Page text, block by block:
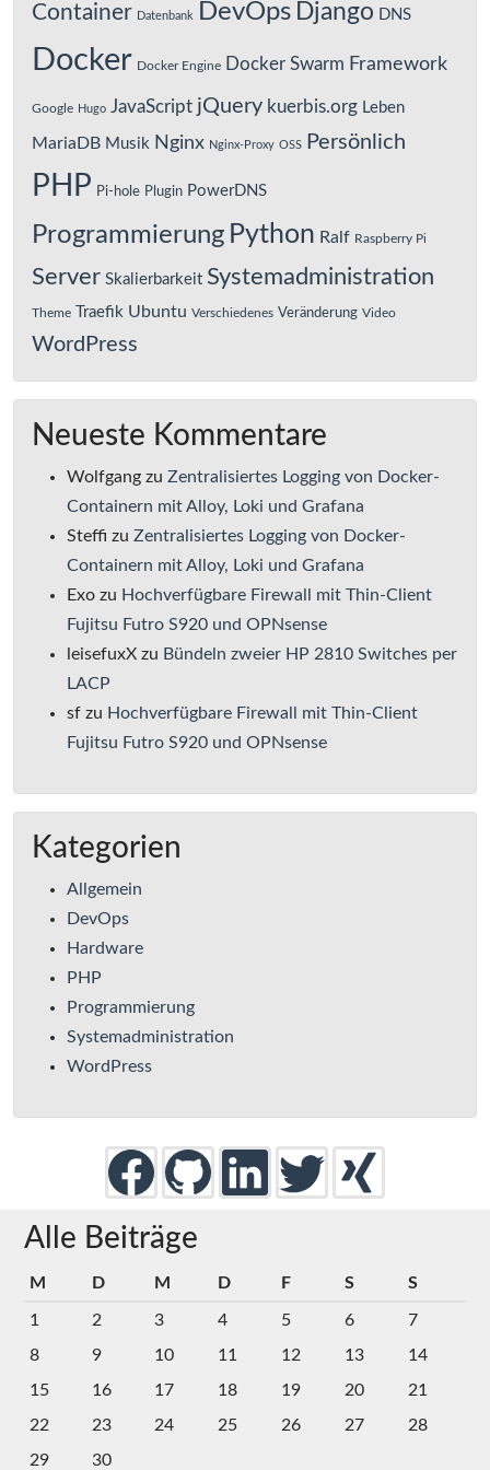
Container Datenbank DevOps Django DNS
Docker Docker Engine Docker Swarm Framework
Google Hugo JavaScript jQuery kuerbis.org Leben
MariaDB Musik Nginx Nginx-Proxy OSS Persönlich
PHP Pi-hole Plugin PowerDNS
Programmierung Python Ralf Raspberry Pi
Server Skalierbarkeit Systemadministration
Theme Traefik Ubuntu Verschiedenes Veränderung Video
WordPress
Neueste Kommentare
Wolfgang zu Zentralisiertes Logging von Docker-
Containern mit Alloy, Loki und Grafana
Steffi zu Zentralisiertes Logging von Docker-
Containern mit Alloy, Loki und Grafana
Exo zu Hochverfügbare Firewall mit Thin-Client
Fujitsu Futro S920 und OPNsense
leisefuxX zu Bündeln zweier HP 2810 Switches per
LACP
sf zu Hochverfügbare Firewall mit Thin-Client
Fujitsu Futro S920 und OPNsense
Kategorien
Allgemein
DevOps
Hardware
PHP
Programmierung
Systemadministration
WordPress
Alle Beiträge
M D M D F S S
1 2 3 4 5 6
7
8
9 10 11 12 13
14
15
16 17 18 19 20
21
22
23 24 25 26 27
28
29
30